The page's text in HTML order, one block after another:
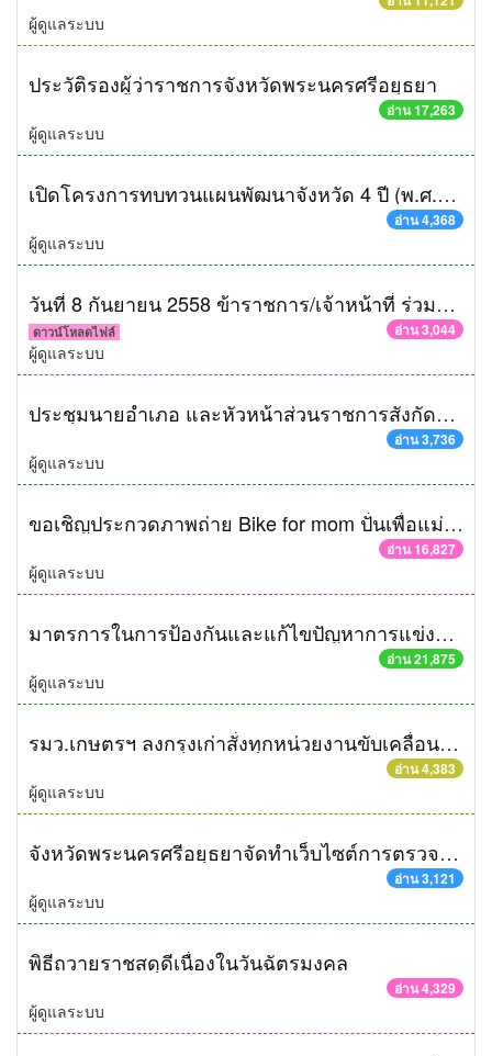
ผู้ดูแลระบบ
ประวัติรองผู้ว่าราชการจังหวัดพระนครศรีอยุธยา
อ่าน 17,263
ผู้ดูแลระบบ
เปิดโครงการทบทวนแผนพัฒนาจังหวัด 4 ปี (พ.ศ.2557-พ.ศ.2560)
อ่าน 4,368
ผู้ดูแลระบบ
วันที่ 8 กันยายน 2558 ข้าราชการ/เจ้าหน้าที่ ร่วมแสดงความยินดีฯ
ดาวน์โหลดไฟล์ อ่าน 3,044
ผู้ดูแลระบบ
ประชุมนายอำเภอ และหัวหน้าส่วนราชการสังกัดกระทรวงมหาดไทย ประจำเดือนสิงหาคม 2558
อ่าน 3,736
ผู้ดูแลระบบ
ขอเชิญประกวดภาพถ่าย Bike for mom ปั่นเพื่อแม่ทั่วแผ่นดิน
อ่าน 16,827
ผู้ดูแลระบบ
มาตรการในการป้องกันและแก้ไขปัญหาการแข่งรถยนต์และรถจักรยานยนต์ในทางและการควบคุมสถานบริการหรือสถานประกอบการที่เปิดให้บริการในลักษณะที่คล้ายกับสถานบริการ
อ่าน 21,875
ผู้ดูแลระบบ
รมว.เกษตรฯ ลงกรุงเก่าสั่งทุกหน่วยงานขับเคลื่อนแก้วิกฤตภัยแล้ง เน้นพื้นที่ 22 จังหวัดลุ่มน้ำเจ้าพระยา
อ่าน 4,383
ผู้ดูแลระบบ
จังหวัดพระนครศรีอยุธยาจัดทำเว็บไซต์การตรวจราชการของนายกรัฐมนตรีและผู้บริหารกระทรวงมหาดไทย
อ่าน 3,121
ผู้ดูแลระบบ
พิธีถวายราชสดุดีเนื่องในวันฉัตรมงคล
อ่าน 4,329
ผู้ดูแลระบบ